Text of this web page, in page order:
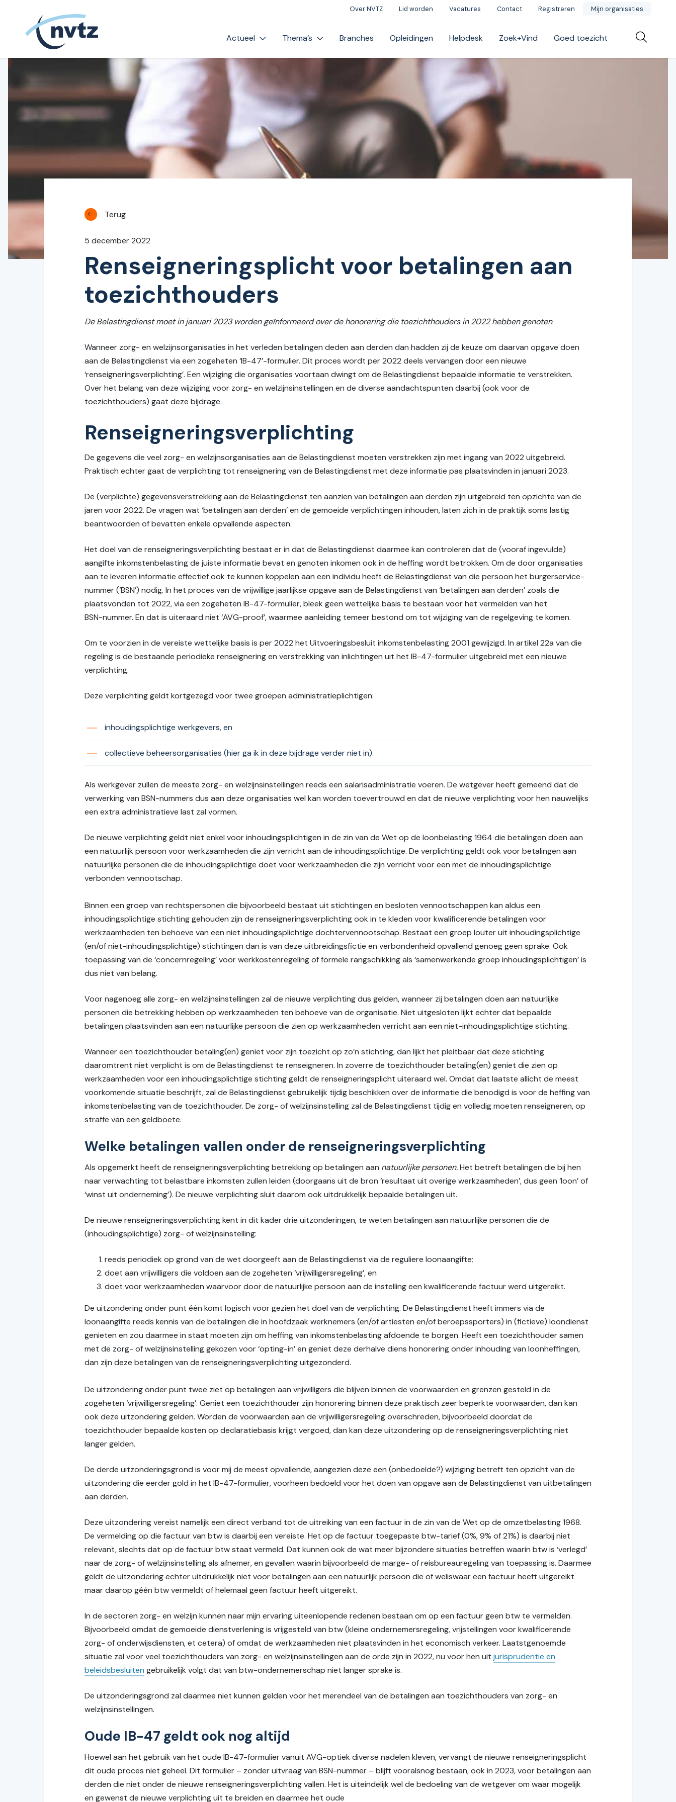
Over NVTZ Lid worden Vacatures Contact Registreren Mijn organisaties
NVTZ
Actueel Thema’s Branches Opleidingen Helpdesk Zoek+Vind Goed toezicht
Terug
5 december 2022
Renseigneringsplicht voor betalingen aan
toezichthouders
De Belastingdienst moet in januari 2023 worden geïnformeerd over de honorering die toezichthouders in 2022 hebben genoten.
Wanneer zorg- en welzijnsorganisaties in het verleden betalingen deden aan derden dan hadden zij de keuze om daarvan opgave doen
aan de Belastingdienst via een zogeheten ‘IB-47’-formulier. Dit proces wordt per 2022 deels vervangen door een nieuwe
‘renseigneringsverplichting’. Een wijziging die organisaties voortaan dwingt om de Belastingdienst bepaalde informatie te verstrekken.
Over het belang van deze wijziging voor zorg- en welzijnsinstellingen en de diverse aandachtspunten daarbij (ook voor de
toezichthouders) gaat deze bijdrage.
Renseigneringsverplichting
De gegevens die veel zorg- en welzijnsorganisaties aan de Belastingdienst moeten verstrekken zijn met ingang van 2022 uitgebreid.
Praktisch echter gaat de verplichting tot renseignering van de Belastingdienst met deze informatie pas plaatsvinden in januari 2023.
De (verplichte) gegevensverstrekking aan de Belastingdienst ten aanzien van betalingen aan derden zijn uitgebreid ten opzichte van de
jaren voor 2022. De vragen wat ‘betalingen aan derden’ en de gemoeide verplichtingen inhouden, laten zich in de praktijk soms lastig
beantwoorden of bevatten enkele opvallende aspecten.
Het doel van de renseigneringsverplichting bestaat er in dat de Belastingdienst daarmee kan controleren dat de (vooraf ingevulde)
aangifte inkomstenbelasting de juiste informatie bevat en genoten inkomen ook in de heffing wordt betrokken. Om de door organisaties
aan te leveren informatie effectief ook te kunnen koppelen aan een individu heeft de Belastingdienst van die persoon het burgerservice-
nummer (‘BSN’) nodig. In het proces van de vrijwillige jaarlijkse opgave aan de Belastingdienst van ‘betalingen aan derden’ zoals die
plaatsvonden tot 2022, via een zogeheten IB-47-formulier, bleek geen wettelijke basis te bestaan voor het vermelden van het
BSN-nummer. En dat is uiteraard niet ‘AVG-proof’, waarmee aanleiding temeer bestond om tot wijziging van de regelgeving te komen.
Om te voorzien in de vereiste wettelijke basis is per 2022 het Uitvoeringsbesluit inkomstenbelasting 2001 gewijzigd. In artikel 22a van die
regeling is de bestaande periodieke renseignering en verstrekking van inlichtingen uit het IB-47-formulier uitgebreid met een nieuwe
verplichting.
Deze verplichting geldt kortgezegd voor twee groepen administratieplichtigen:
inhoudingsplichtige werkgevers, en
collectieve beheersorganisaties (hier ga ik in deze bijdrage verder niet in).
Als werkgever zullen de meeste zorg- en welzijnsinstellingen reeds een salarisadministratie voeren. De wetgever heeft gemeend dat de
verwerking van BSN-nummers dus aan deze organisaties wel kan worden toevertrouwd en dat de nieuwe verplichting voor hen nauwelijks
een extra administratieve last zal vormen.
De nieuwe verplichting geldt niet enkel voor inhoudingsplichtigen in de zin van de Wet op de loonbelasting 1964 die betalingen doen aan
een natuurlijk persoon voor werkzaamheden die zijn verricht aan de inhoudingsplichtige. De verplichting geldt ook voor betalingen aan
natuurlijke personen die de inhoudingsplichtige doet voor werkzaamheden die zijn verricht voor een met de inhoudingsplichtige
verbonden vennootschap.
Binnen een groep van rechtspersonen die bijvoorbeeld bestaat uit stichtingen en besloten vennootschappen kan aldus een
inhoudingsplichtige stichting gehouden zijn de renseigneringsverplichting ook in te kleden voor kwalificerende betalingen voor
werkzaamheden ten behoeve van een niet inhoudingsplichtige dochtervennootschap. Bestaat een groep louter uit inhoudingsplichtige
(en/of niet-inhoudingsplichtige) stichtingen dan is van deze uitbreidingsfictie en verbondenheid opvallend genoeg geen sprake. Ook
toepassing van de ‘concernregeling’ voor werkkostenregeling of formele rangschikking als ‘samenwerkende groep inhoudingsplichtigen’ is
dus niet van belang.
Voor nagenoeg alle zorg- en welzijnsinstellingen zal de nieuwe verplichting dus gelden, wanneer zij betalingen doen aan natuurlijke
personen die betrekking hebben op werkzaamheden ten behoeve van de organisatie. Niet uitgesloten lijkt echter dat bepaalde
betalingen plaatsvinden aan een natuurlijke persoon die zien op werkzaamheden verricht aan een niet-inhoudingsplichtige stichting.
Wanneer een toezichthouder betaling(en) geniet voor zijn toezicht op zo’n stichting, dan lijkt het pleitbaar dat deze stichting
daaromtrent niet verplicht is om de Belastingdienst te renseigneren. In zoverre de toezichthouder betaling(en) geniet die zien op
werkzaamheden voor een inhoudingsplichtige stichting geldt de renseigneringsplicht uiteraard wel. Omdat dat laatste allicht de meest
voorkomende situatie beschrijft, zal de Belastingdienst gebruikelijk tijdig beschikken over de informatie die benodigd is voor de heffing van
inkomstenbelasting van de toezichthouder. De zorg- of welzijnsinstelling zal de Belastingdienst tijdig en volledig moeten renseigneren, op
straffe van een geldboete.
Welke betalingen vallen onder de renseigneringsverplichting
Als opgemerkt heeft de renseigneringsverplichting betrekking op betalingen aan natuurlijke personen.Het betreft betalingen die bij hen
naar verwachting tot belastbare inkomsten zullen leiden (doorgaans uit de bron ‘resultaat uit overige werkzaamheden’, dus geen ‘loon’ of
‘winst uit onderneming’). De nieuwe verplichting sluit daarom ook uitdrukkelijk bepaalde betalingen uit.
De nieuwe renseigneringsverplichting kent in dit kader drie uitzonderingen, te weten betalingen aan natuurlijke personen die de
(inhoudingsplichtige) zorg- of welzijnsinstelling:
reeds periodiek op grond van de wet doorgeeft aan de Belastingdienst via de reguliere loonaangifte;
doet aan vrijwilligers die voldoen aan de zogeheten ‘vrijwilligersregeling’, en
doet voor werkzaamheden waarvoor door de natuurlijke persoon aan de instelling een kwalificerende factuur werd uitgereikt.
De uitzondering onder punt één komt logisch voor gezien het doel van de verplichting. De Belastingdienst heeft immers via de
loonaangifte reeds kennis van de betalingen die in hoofdzaak werknemers (en/of artiesten en/of beroepssporters) in (fictieve) loondienst
genieten en zou daarmee in staat moeten zijn om heffing van inkomstenbelasting afdoende te borgen. Heeft een toezichthouder samen
met de zorg- of welzijnsinstelling gekozen voor ‘opting-in’ en geniet deze derhalve diens honorering onder inhouding van loonheffingen,
dan zijn deze betalingen van de renseigneringsverplichting uitgezonderd.
De uitzondering onder punt twee ziet op betalingen aan vrijwilligers die blijven binnen de voorwaarden en grenzen gesteld in de
zogeheten ‘vrijwilligersregeling’. Geniet een toezichthouder zijn honorering binnen deze praktisch zeer beperkte voorwaarden, dan kan
ook deze uitzondering gelden. Worden de voorwaarden aan de vrijwilligersregeling overschreden, bijvoorbeeld doordat de
toezichthouder bepaalde kosten op declaratiebasis krijgt vergoed, dan kan deze uitzondering op de renseigneringsverplichting niet
langer gelden.
De derde uitzonderingsgrond is voor mij de meest opvallende, aangezien deze een (onbedoelde?) wijziging betreft ten opzicht van de
uitzondering die eerder gold in het IB-47-formulier, voorheen bedoeld voor het doen van opgave aan de Belastingdienst van uitbetalingen
aan derden.
Deze uitzondering vereist namelijk een direct verband tot de uitreiking van een factuur in de zin van de Wet op de omzetbelasting 1968.
De vermelding op die factuur van btw is daarbij een vereiste. Het op de factuur toegepaste btw-tarief (0%, 9% of 21%) is daarbij niet
relevant, slechts dat op de factuur btw staat vermeld. Dat kunnen ook de wat meer bijzondere situaties betreffen waarin btw is ‘verlegd’
naar de zorg- of welzijnsinstelling als afnemer, en gevallen waarin bijvoorbeeld de marge- of reisbureauregeling van toepassing is. Daarmee
geldt de uitzondering echter uitdrukkelijk niet voor betalingen aan een natuurlijk persoon die of weliswaar een factuur heeft uitgereikt
maar daarop géén btw vermeldt of helemaal geen factuur heeft uitgereikt.
In de sectoren zorg- en welzijn kunnen naar mijn ervaring uiteenlopende redenen bestaan om op een factuur geen btw te vermelden.
Bijvoorbeeld omdat de gemoeide dienstverlening is vrijgesteld van btw (kleine ondernemersregeling, vrijstellingen voor kwalificerende
zorg- of onderwijsdiensten, et cetera) of omdat de werkzaamheden niet plaatsvinden in het economisch verkeer. Laatstgenoemde
situatie zal voor veel toezichthouders van zorg- en welzijnsinstellingen aan de orde zijn in 2022, nu voor hen uit jurisprudentie en
beleidsbesluiten gebruikelijk volgt dat van btw-ondernemerschap niet langer sprake is.
De uitzonderingsgrond zal daarmee niet kunnen gelden voor het merendeel van de betalingen aan toezichthouders van zorg- en
welzijnsinstellingen.
Oude IB-47 geldt ook nog altijd
Hoewel aan het gebruik van het oude IB-47-formulier vanuit AVG-optiek diverse nadelen kleven, vervangt de nieuwe renseigneringsplicht
dit oude proces niet geheel. Dit formulier – zonder uitvraag van BSN-nummer – blijft vooralsnog bestaan, ook in 2023, voor betalingen aan
derden die niet onder de nieuwe renseigneringsverplichting vallen. Het is uiteindelijk wel de bedoeling van de wetgever om waar mogelijk
en gewenst de nieuwe verplichting uit te breiden en daarmee het oude